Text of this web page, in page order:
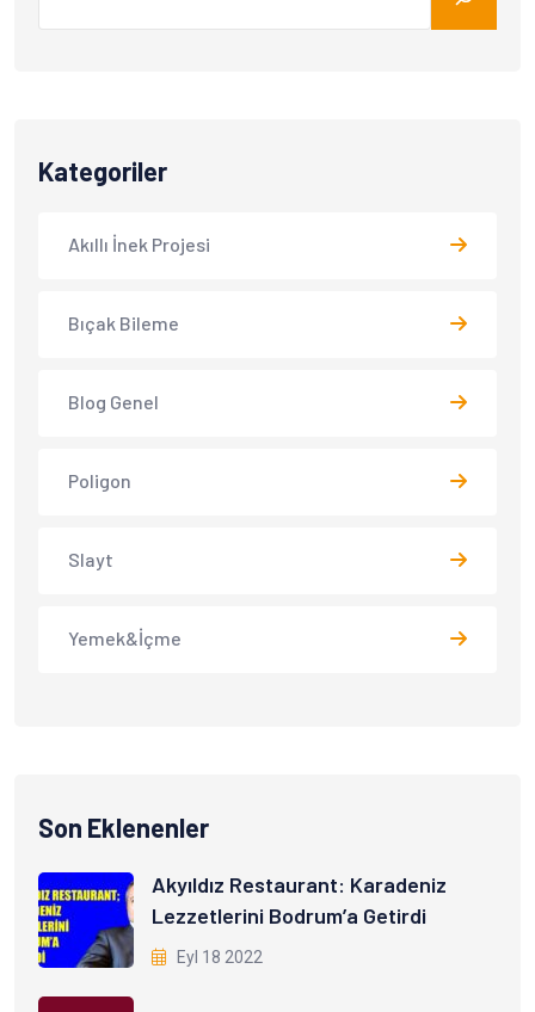
Kategoriler
Akıllı İnek Projesi
Bıçak Bileme
Blog Genel
Poligon
Slayt
Yemek&İçme
Son Eklenenler
Akyıldız Restaurant: Karadeniz
Lezzetlerini Bodrum’a Getirdi
Eyl 18 2022